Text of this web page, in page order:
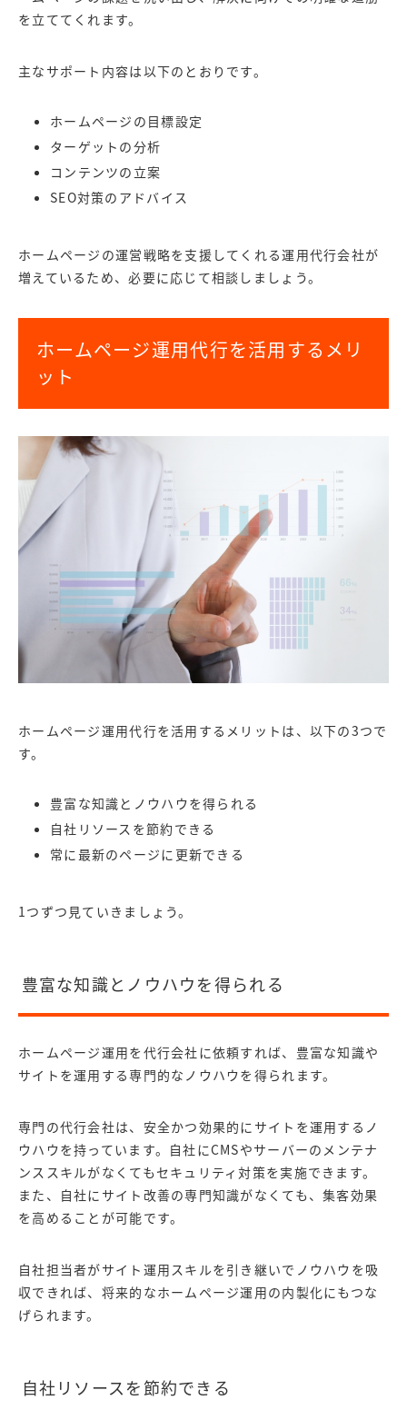
を立ててくれます。
主なサポート内容は以下のとおりです。
ホームページの目標設定
ターゲットの分析
コンテンツの立案
SEO対策のアドバイス
ホームページの運営戦略を支援してくれる運用代行会社が
増えているため、必要に応じて相談しましょう。
ホームページ運用代行を活用するメリ
ット
ホームページ運用代行を活用するメリットは、以下の3つで
す。
豊富な知識とノウハウを得られる
自社リソースを節約できる
常に最新のページに更新できる
1つずつ見ていきましょう。
豊富な知識とノウハウを得られる
ホームページ運用を代行会社に依頼すれば、豊富な知識や
サイトを運用する専門的なノウハウを得られます。
専門の代行会社は、安全かつ効果的にサイトを運用するノ
ウハウを持っています。自社にCMSやサーバーのメンテナ
ンススキルがなくてもセキュリティ対策を実施できます。
また、自社にサイト改善の専門知識がなくても、集客効果
を高めることが可能です。
自社担当者がサイト運用スキルを引き継いでノウハウを吸
収できれば、将来的なホームページ運用の内製化にもつな
げられます。
自社リソースを節約できる